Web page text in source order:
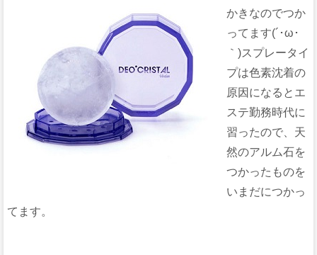
かきなのでつか
ってます(´･ω･
｀)スプレータイ
プは色素沈着の
原因になるとエ
ステ勤務時代に
習ったので、天
然のアルム石を
つかったものを
いまだにつかっ
てます。